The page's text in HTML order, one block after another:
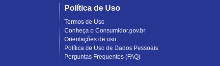
Política de Uso
Termos de Uso
Conheça o Consumidor.gov.br
Orientações de uso
Política de Uso de Dados Pessoais
Perguntas Frequentes (FAQ)